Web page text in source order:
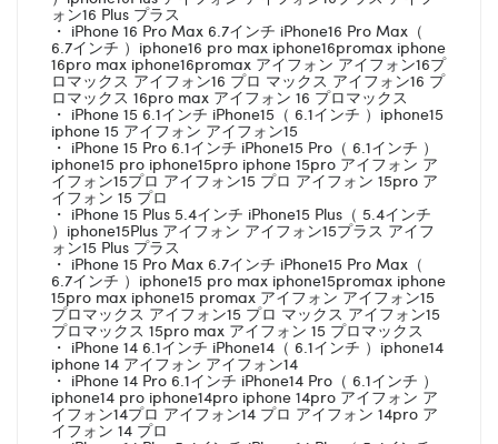
ォン16 Plus プラス
・ iPhone 16 Pro Max 6.7インチ iPhone16 Pro Max（
6.7インチ ）iphone16 pro max iphone16promax iphone
16pro max iphone16promax アイフォン アイフォン16プ
ロマックス アイフォン16 プロ マックス アイフォン16 プ
ロマックス 16pro max アイフォン 16 プロマックス
・ iPhone 15 6.1インチ iPhone15（ 6.1インチ ）iphone15
iphone 15 アイフォン アイフォン15
・ iPhone 15 Pro 6.1インチ iPhone15 Pro（ 6.1インチ ）
iphone15 pro iphone15pro iphone 15pro アイフォン ア
イフォン15プロ アイフォン15 プロ アイフォン 15pro ア
イフォン 15 プロ
・ iPhone 15 Plus 5.4インチ iPhone15 Plus（ 5.4インチ
）iphone15Plus アイフォン アイフォン15プラス アイフ
ォン15 Plus プラス
・ iPhone 15 Pro Max 6.7インチ iPhone15 Pro Max（
6.7インチ ）iphone15 pro max iphone15promax iphone
15pro max iphone15 promax アイフォン アイフォン15
プロマックス アイフォン15 プロ マックス アイフォン15
プロマックス 15pro max アイフォン 15 プロマックス
・ iPhone 14 6.1インチ iPhone14（ 6.1インチ ）iphone14
iphone 14 アイフォン アイフォン14
・ iPhone 14 Pro 6.1インチ iPhone14 Pro（ 6.1インチ ）
iphone14 pro iphone14pro iphone 14pro アイフォン ア
イフォン14プロ アイフォン14 プロ アイフォン 14pro ア
イフォン 14 プロ